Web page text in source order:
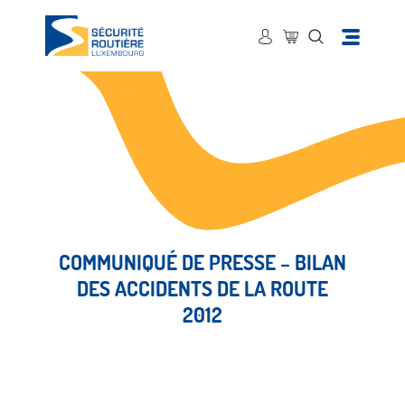
COMMUNIQUÉ DE PRESSE – BILAN
DES ACCIDENTS DE LA ROUTE
2012